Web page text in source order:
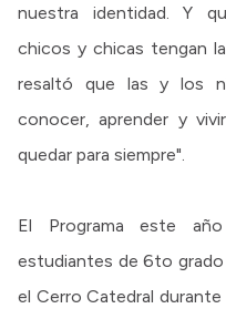
nuestra identidad. Y
chicos y chicas tengan
resaltó que las y los
conocer, aprender y
quedar para siempre".
El Programa este
estudiantes de 6to grado
el Cerro Catedral